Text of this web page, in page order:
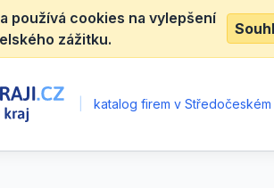
používá cookies na vylepšení
zážitku.
katalog firem v Středočeském